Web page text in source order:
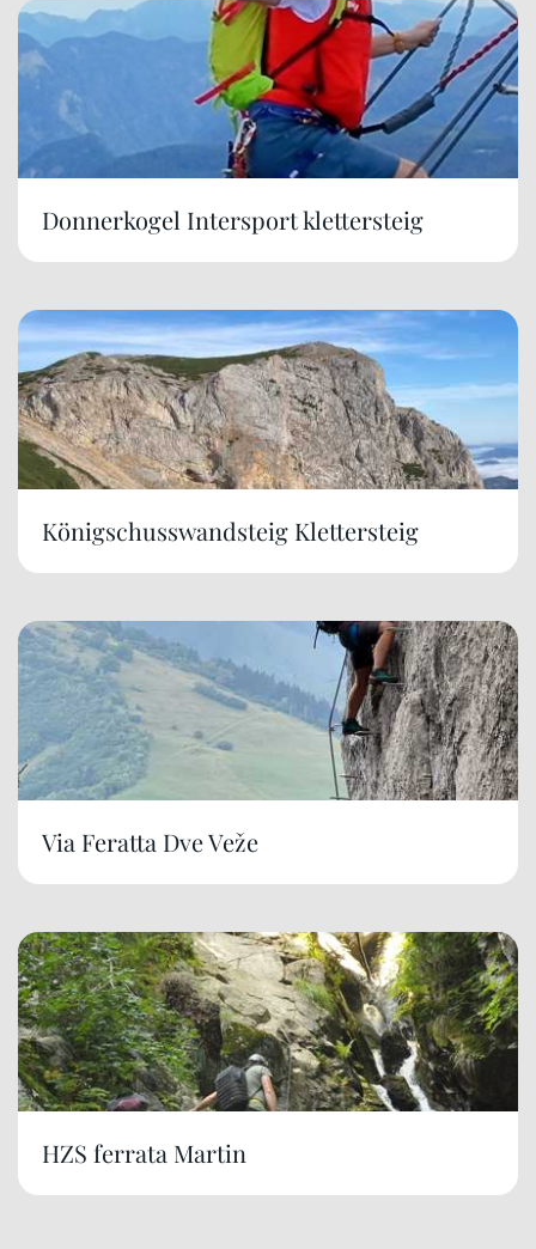
Donnerkogel Intersport klettersteig
Königschusswandsteig Klettersteig
Via Feratta Dve Veže
HZS ferrata Martin